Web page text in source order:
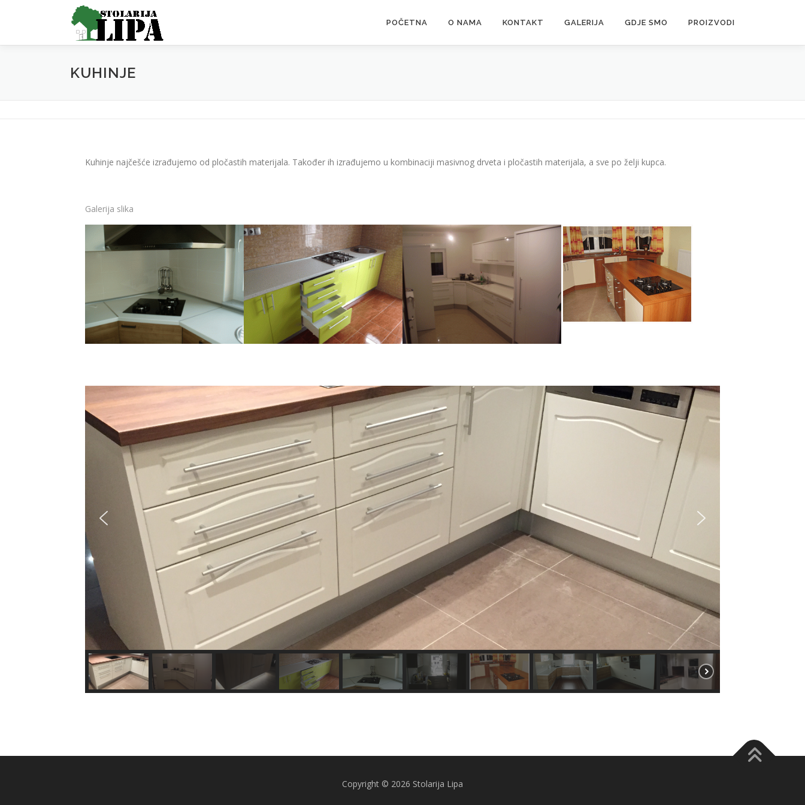
POČETNA O NAMA KONTAKT GALERIJA GDJE SMO PROIZVODI
KUHINJE
Kuhinje najčešće izrađujemo od pločastih materijala. Također ih izrađujemo u kombinaciji masivnog drveta i pločastih materijala, a sve po želji kupca.
Galerija slika
Copyright © 2026 Stolarija Lipa